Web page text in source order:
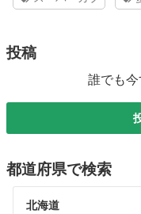
投稿
誰でも
都道府県で検索
北海道